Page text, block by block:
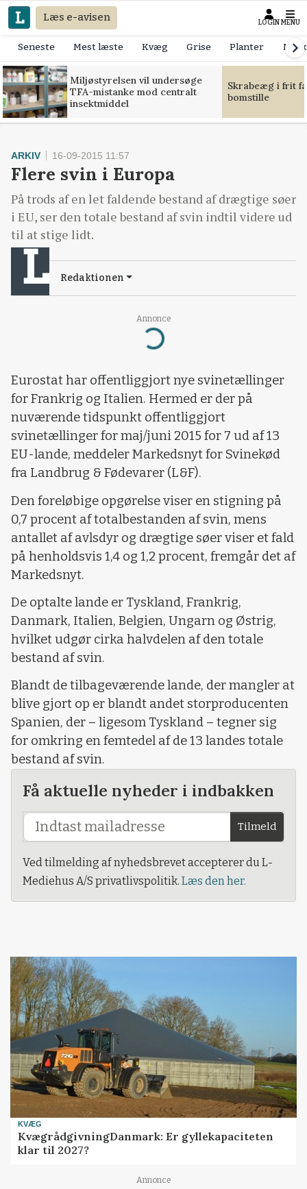
Læs e-avisen LOGIN MENU
Seneste Mest læste Kvæg Grise Planter
Miljøstyrelsen vil undersøge
TFA-mistanke mod centralt
insektmiddel
Skrabeæg i frit
bomstille
Annonce
Loading...
ARKIV 16-09-2015 11:57
Flere svin i Europa
På trods af en let faldende bestand af drægtige søer
i EU, ser den totale bestand af svin indtil videre ud
til at stige lidt.
Redaktionen
Eurostat har offentliggjort nye svinetællinger
for Frankrig og Italien. Hermed er der på
nuværende tidspunkt offentliggjort
svinetællinger for maj/juni 2015 for 7 ud af 13
EU-lande, meddeler Markedsnyt for Svinekød
fra Landbrug & Fødevarer (L&F).
Den foreløbige opgørelse viser en stigning på
0,7 procent af totalbestanden af svin, mens
antallet af avlsdyr og drægtige søer viser et fald
på henholdsvis 1,4 og 1,2 procent, fremgår det af
Markedsnyt.
De optalte lande er Tyskland, Frankrig,
Danmark, Italien, Belgien, Ungarn og Østrig,
hvilket udgør cirka halvdelen af den totale
bestand af svin.
Blandt de tilbageværende lande, der mangler at
blive gjort op er blandt andet storproducenten
Spanien, der – ligesom Tyskland – tegner sig
for omkring en femtedel af de 13 landes totale
bestand af svin.
Få aktuelle nyheder i indbakken
Tilmeld
Ved tilmelding af nyhedsbrevet accepterer du L-
Mediehus A/S privatlivspolitik. Læs den her.
KVÆG
KvægrådgivningDanmark: Er gyllekapaciteten
klar til 2027?
Annonce